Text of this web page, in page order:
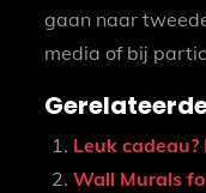
gaan naar
media of bij
Leuk
Wall Murals